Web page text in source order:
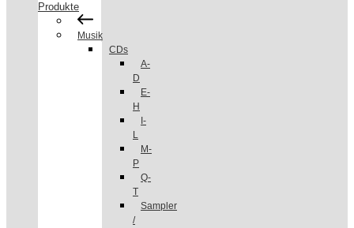
Produkte
Musik
CDs
A-
D
E-
H
I-
L
M-
P
Q-
T
Sampler
/